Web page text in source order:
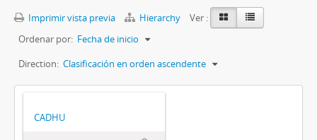
Imprimir vista previa Hierarchy
Ver :
Ordenar por: Fecha de inicio
Direction: Clasificación en orden ascendente
CADHU